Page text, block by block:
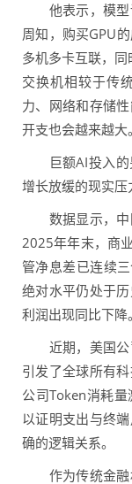
他表示，模型
周知，购买GPU
多机多卡互联，
交换机相较于传
力、网络和存储
开支也会越来越大。
巨额AI投入的
增长放缓的现实压
数据显示，中
2025年年末，商
管净息差已连续
绝对水平仍处于
利润出现同比下降。
近期，美国公
引发了全球所有
公司Token消耗
以证明支出与终
确的逻辑关系。
作为传统金融